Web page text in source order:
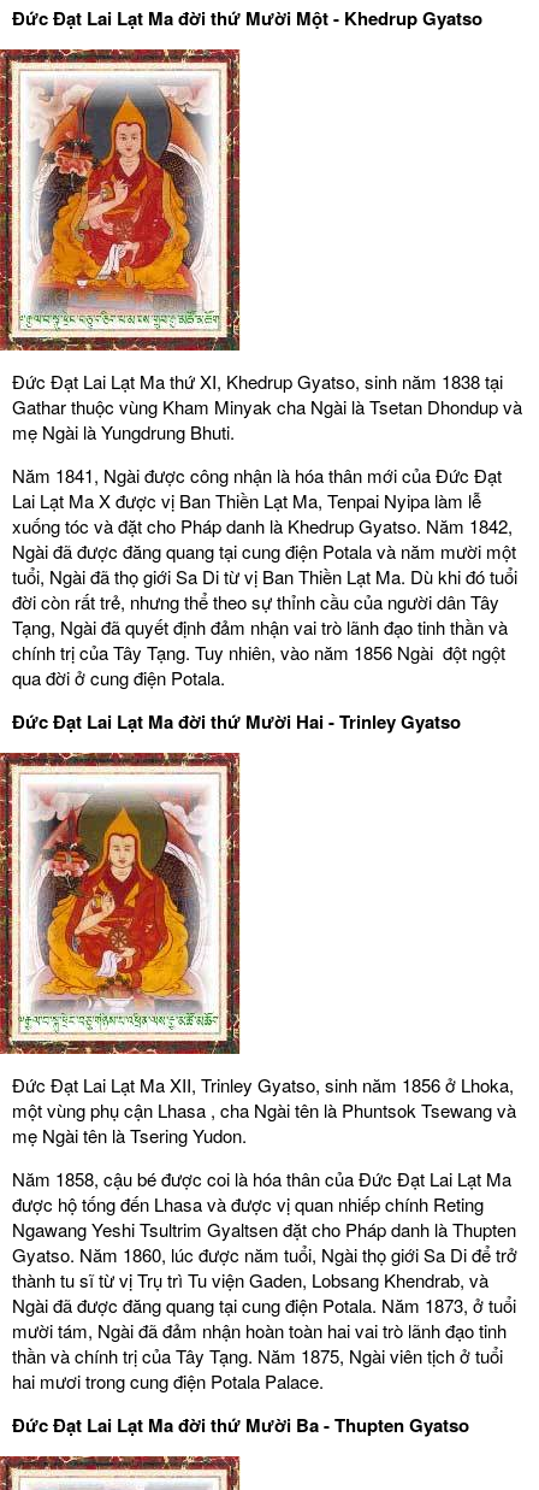
Đức Đạt Lai Lạt Ma đời thứ Mười Một - Khedrup Gyatso
Đức Đạt Lai Lạt Ma thứ XI, Khedrup Gyatso, sinh năm 1838 tại
Gathar thuộc vùng Kham Minyak cha Ngài là Tsetan Dhondup và
mẹ Ngài là Yungdrung Bhuti.
Năm 1841, Ngài được công nhận là hóa thân mới của Đức Đạt
Lai Lạt Ma X được vị Ban Thiền Lạt Ma, Tenpai Nyipa làm lễ
xuống tóc và đặt cho Pháp danh là Khedrup Gyatso. Năm 1842,
Ngài đã được đăng quang tại cung điện Potala và năm mười một
tuổi, Ngài đã thọ giới Sa Di từ vị Ban Thiền Lạt Ma. Dù khi đó tuổi
đời còn rất trẻ, nhưng thể theo sự thỉnh cầu của người dân Tây
Tạng, Ngài đã quyết định đảm nhận vai trò lãnh đạo tinh thần và
chính trị của Tây Tạng. Tuy nhiên, vào năm 1856 Ngài đột ngột
qua đời ở cung điện Potala.
Đức Đạt Lai Lạt Ma đời thứ Mười Hai - Trinley Gyatso
Đức Đạt Lai Lạt Ma XII, Trinley Gyatso, sinh năm 1856 ở Lhoka,
một vùng phụ cận Lhasa , cha Ngài tên là Phuntsok Tsewang và
mẹ Ngài tên là Tsering Yudon.
Năm 1858, cậu bé được coi là hóa thân của Đức Đạt Lai Lạt Ma
được hộ tống đến Lhasa và được vị quan nhiếp chính Reting
Ngawang Yeshi Tsultrim Gyaltsen đặt cho Pháp danh là Thupten
Gyatso. Năm 1860, lúc được năm tuổi, Ngài thọ giới Sa Di để trở
thành tu sĩ từ vị Trụ trì Tu viện Gaden, Lobsang Khendrab, và
Ngài đã được đăng quang tại cung điện Potala. Năm 1873, ở tuổi
mười tám, Ngài đã đảm nhận hoàn toàn hai vai trò lãnh đạo tinh
thần và chính trị của Tây Tạng. Năm 1875, Ngài viên tịch ở tuổi
hai mươi trong cung điện Potala Palace.
Đức Đạt Lai Lạt Ma đời thứ Mười Ba - Thupten Gyatso